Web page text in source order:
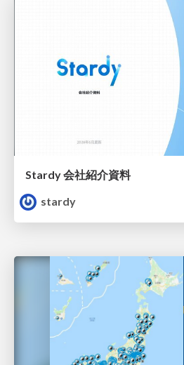
Stardy 会社紹介資料
stardy